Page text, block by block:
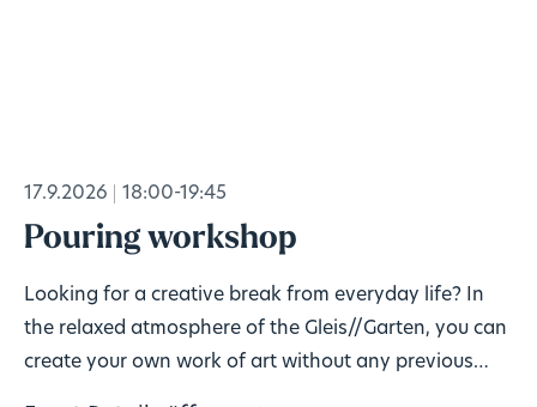
17.9.2026 18:00-19:45
Pouring workshop
Looking for a creative break from everyday life? In
the relaxed atmosphere of the Gleis//Garten, you can
create your own work of art without any previous